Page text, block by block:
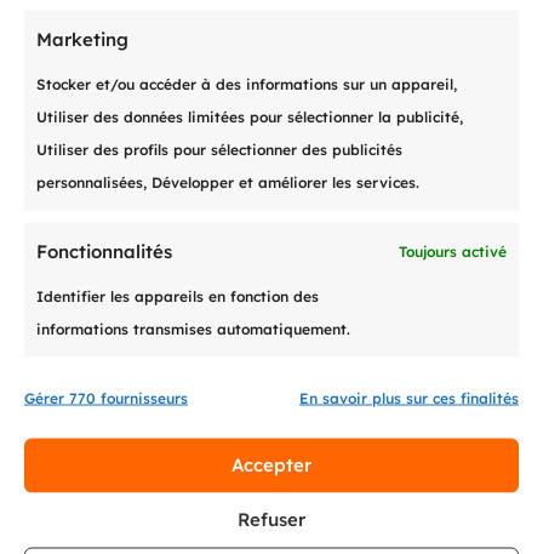
Marketing
Stocker et/ou accéder à des informations sur un appareil,
Utiliser des données limitées pour sélectionner la publicité,
Utiliser des profils pour sélectionner des publicités
personnalisées, Développer et améliorer les services.
Fonctionnalités Toujours activé
Identifier les appareils en fonction des
informations transmises automatiquement.
Gérer 770 fournisseurs En savoir plus sur ces finalités
Accepter
Refuser
Nos réponses à toutes vos
questions les plus fréquentes.

Connexion à pay-me